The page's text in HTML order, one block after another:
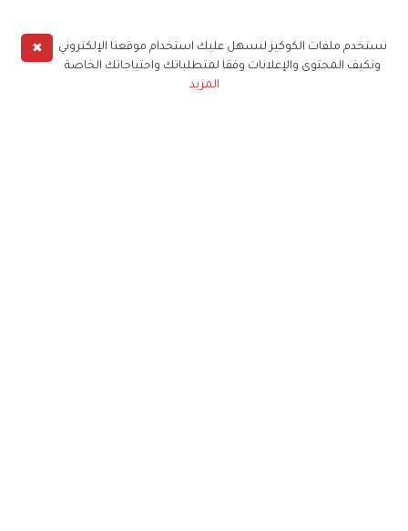
✖
نستخدم ملفات الكوكيز لنسهل عليك استخدام موقعنا الإلكتروني
ونكيف المحتوى والإعلانات وفقا لمتطلباتك واحتياجاتك الخاصة
المزيد